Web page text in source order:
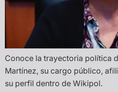
Conoce la trayectoria política
Martínez, su cargo público,
su perfil dentro de Wikipol.